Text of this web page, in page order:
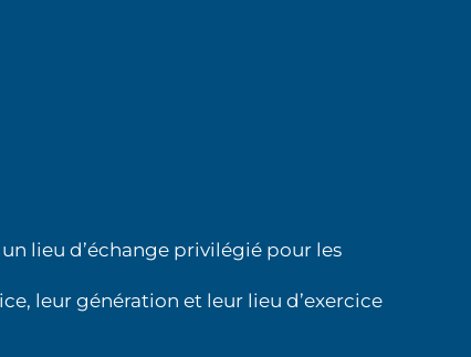
lieu d’échange privilégié pour les
leur génération et leur lieu d’exercice